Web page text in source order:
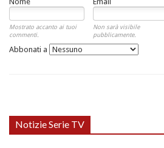
Mostrato accanto ai tuoi
commenti.
Non sarà visibile
pubblicamente.
Abbonati a
Notizie Serie TV